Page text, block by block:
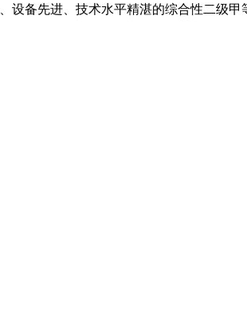
备先进、技术水平精湛的综合性二级